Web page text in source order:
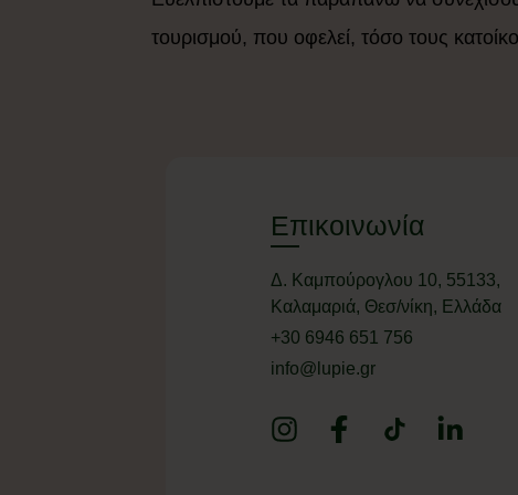
τουρισμού, που οφελεί, τόσο τους
Επικοινωνία
Δ. Καμπούρογλου 10, 55133,
Καλαμαριά, Θεσ/νίκη, Ελλάδα
+30 6946 651 756
info@lupie.gr